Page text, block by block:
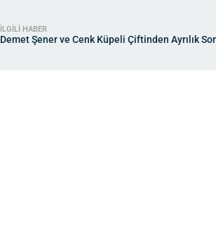
İLGİLİ HABER
Demet Şener ve Cenk Küpeli Çiftinden Ayrılık